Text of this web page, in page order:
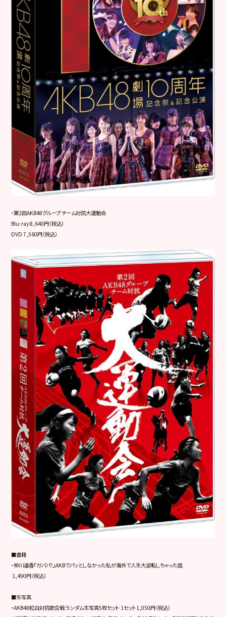
・第2回AKB48グループ チーム対抗大運動会
Blu-ray 8,640円（税込）
DVD 7,560円（税込）
■書籍
・仲川遥香『ガパパ！』AKBでパッとしなかった私が海外で人生大逆転しちゃった話
1,490円（税込）
■生写真
・AKB48紅白対抗歌合戦 ランダム生写真5枚セット 1セット1,050円（税込）